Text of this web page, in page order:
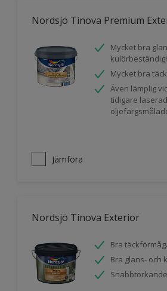
Nordsjö Tinova Premium
Mycket bra
Mycket bra
Även lämplig
tidigare
Jämföra
Nordsjö Tinova Exterior
Bra
Bra glans- och
Snabbtorkande